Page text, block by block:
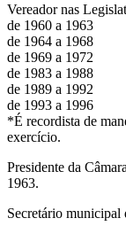
Vereador nas
de 1960 a 1963
de 1964 a 1968
de 1969 a 1972
de 1983 a 1988
de 1989 a 1992
de 1993 a 1996
*É recordista de
exercício.
Presidente da
1963.
Secretário municipal